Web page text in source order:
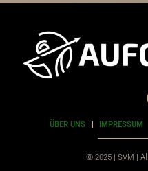
ÜBER UNS IMPRESSUM
© 2025 | SVM |